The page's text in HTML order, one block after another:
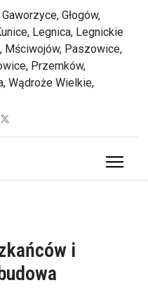
Głogów,
Legnica, Legnickie
Mściwojów, Paszowice,
Przemków,
Wądroże Wielkie,
i